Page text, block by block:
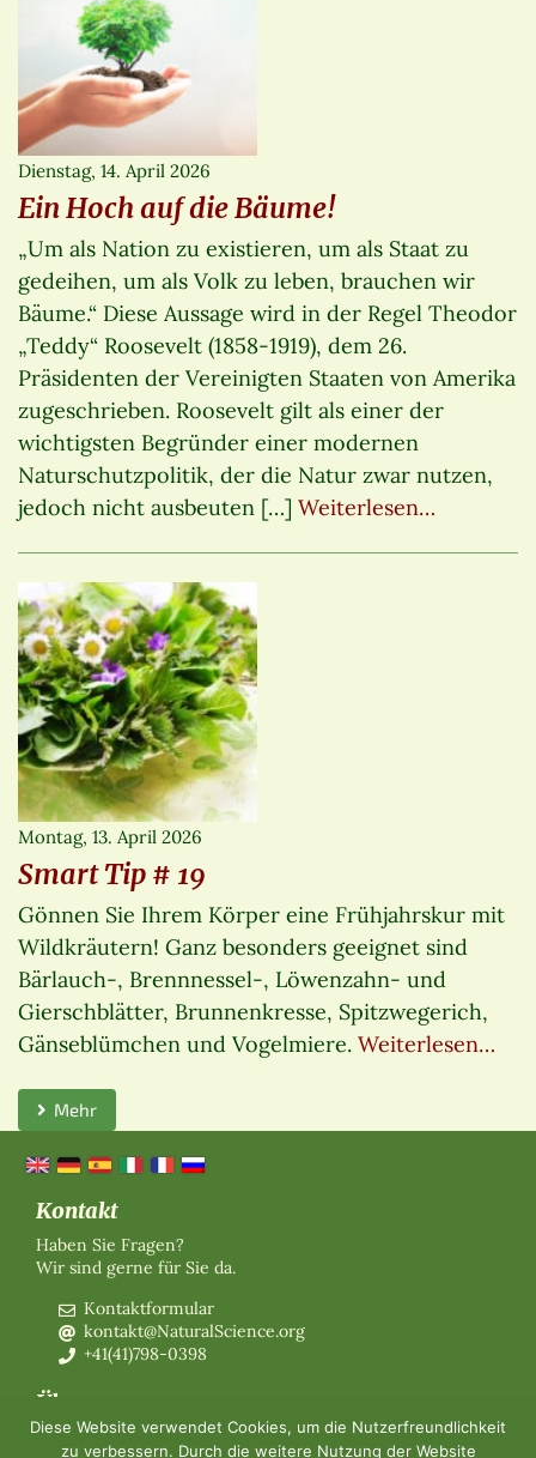
Dienstag, 14. April 2026
Ein Hoch auf die Bäume!
„Um als Nation zu existieren, um als Staat zu
gedeihen, um als Volk zu leben, brauchen wir
Bäume.“ Diese Aussage wird in der Regel Theodor
„Teddy“ Roosevelt (1858-1919), dem 26.
Präsidenten der Vereinigten Staaten von Amerika
zugeschrieben. Roosevelt gilt als einer der
wichtigsten Begründer einer modernen
Naturschutzpolitik, der die Natur zwar nutzen,
jedoch nicht ausbeuten […] Weiterlesen…
Montag, 13. April 2026
Smart Tip # 19
Gönnen Sie Ihrem Körper eine Frühjahrskur mit
Wildkräutern! Ganz besonders geeignet sind
Bärlauch-, Brennnessel-, Löwenzahn- und
Gierschblätter, Brunnenkresse, Spitzwegerich,
Gänseblümchen und Vogelmiere. Weiterlesen…
Mehr
Kontakt
Haben Sie Fragen?
Wir sind gerne für Sie da.
Kontaktformular
kontakt@NaturalScience.org
+41(41)798-0398
Über uns
Organisation
Diese Website verwendet Cookies, um die Nutzerfreundlichkeit
zu verbessern. Durch die weitere Nutzung der Website